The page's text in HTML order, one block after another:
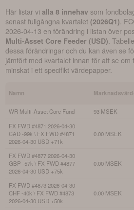
Här listar vialla 8 innehav som
senast fullgångna kvartalet (2026Q1)
2026-04-13 en förändring i listan över
Multi-Asset Core Feeder (USD) .
dessa förändringar och du kan även se
jämfört med kvartalet innan för att se om
minskat i ett specifikt värdepapper.
Namn
WR Multi-Asset Core Fund 93 MSEK
FX FWD #4871 2026-04-30
CAD -99k \ FX FWD #4871
2026-04-30 USD +71k
0.00 MSEK
FX FWD #4877 2026-04-30
GBP -57k \ FX FWD #4877
2026-04-30 USD +75k
0.00 MSEK
FX FWD #4873 2026-04-30
CHF -40k \ FX FWD #4873
2026-04-30 USD +50k
0.00 MSEK